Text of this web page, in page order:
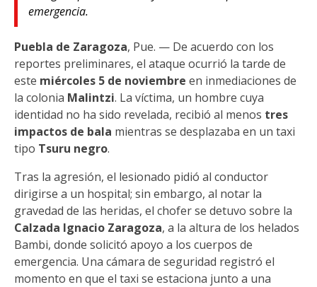
emergencia.
Puebla de Zaragoza, Pue. — De acuerdo con los
reportes preliminares, el ataque ocurrió la tarde de
este miércoles 5 de noviembre en inmediaciones de
la colonia Malintzi. La víctima, un hombre cuya
identidad no ha sido revelada, recibió al menos tres
impactos de bala mientras se desplazaba en un taxi
tipo Tsuru negro.
Tras la agresión, el lesionado pidió al conductor
dirigirse a un hospital; sin embargo, al notar la
gravedad de las heridas, el chofer se detuvo sobre la
Calzada Ignacio Zaragoza, a la altura de los helados
Bambi, donde solicitó apoyo a los cuerpos de
emergencia. Una cámara de seguridad registró el
momento en que el taxi se estaciona junto a una